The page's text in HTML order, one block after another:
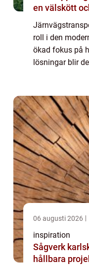
en välskött
roll i den
ökad fokus på
lösningar blir
06 augusti 2026
inspiration
Sågverk karlskrona
hållbara